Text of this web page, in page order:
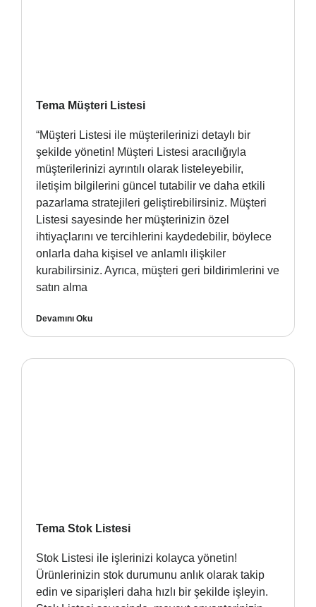
Tema Müşteri Listesi
“Müşteri Listesi ile müşterilerinizi detaylı bir
şekilde yönetin! Müşteri Listesi aracılığıyla
müşterilerinizi ayrıntılı olarak listeleyebilir,
iletişim bilgilerini güncel tutabilir ve daha etkili
pazarlama stratejileri geliştirebilirsiniz. Müşteri
Listesi sayesinde her müşterinizin özel
ihtiyaçlarını ve tercihlerini kaydedebilir, böylece
onlarla daha kişisel ve anlamlı ilişkiler
kurabilirsiniz. Ayrıca, müşteri geri bildirimlerini ve
satın alma
Devamını Oku
Tema Stok Listesi
Stok Listesi ile işlerinizi kolayca yönetin!
Ürünlerinizin stok durumunu anlık olarak takip
edin ve siparişleri daha hızlı bir şekilde işleyin.